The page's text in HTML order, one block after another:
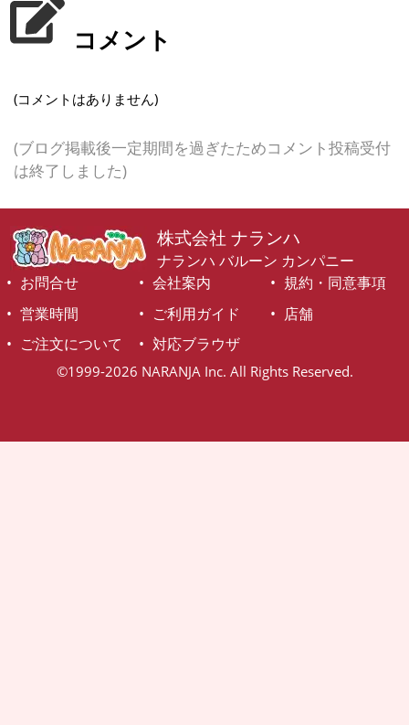
コメント
(コメントはありません)
(ブログ掲載後一定期間を過ぎたためコメント投稿受付
は終了しました)
株式会社 ナランハ
ナランハ バルーン カンパニー
お問合せ
会社案内
規約・同意事項
営業時間
ご利用ガイド
店舗
ご注文について
対応ブラウザ
©1999-2026 NARANJA Inc. All Rights Reserved.